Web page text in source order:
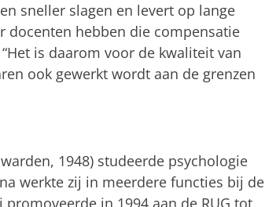
sneller slagen en levert op lange
docenten hebben die compensatie
is daarom voor de kwaliteit van
ook gewerkt wordt aan de grenzen
1948) studeerde psychologie
werkte zij in meerdere functies bij de
in 1994 aan de RUG tot